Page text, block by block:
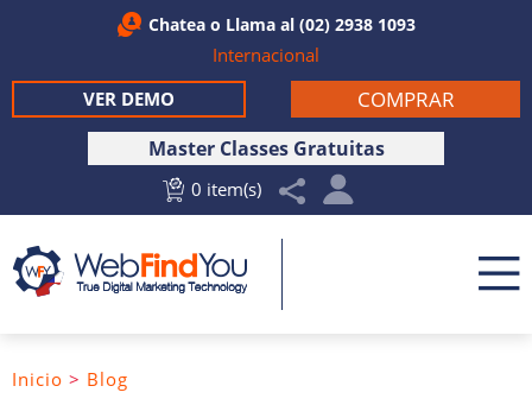
Chatea o Llama al (02) 2938 1093
Internacional
Master Classes Gratuitas
0 item(s)
COMPRAR
VER DEMO
Inicio > Blog